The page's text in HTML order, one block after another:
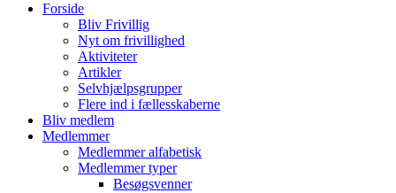
Forside
Bliv Frivillig
Nyt om frivillighed
Aktiviteter
Artikler
Selvhjælpsgrupper
Flere ind i fællesskaberne
Bliv medlem
Medlemmer
Medlemmer alfabetisk
Medlemmer typer
Besøgsvenner